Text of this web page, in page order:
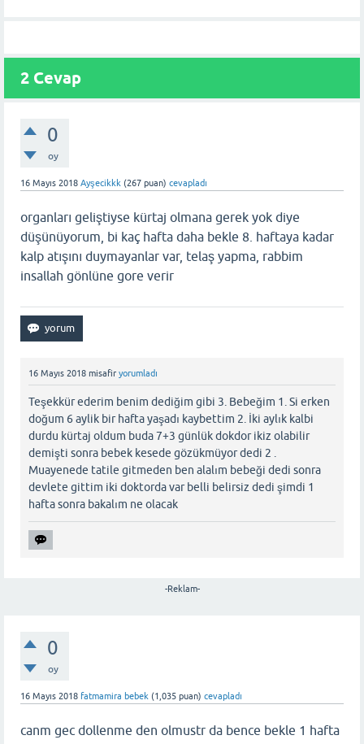
2 Cevap
0
oy
16 Mayıs 2018 Ayşecikkk (267 puan) cevapladı
organları geliştiyse kürtaj olmana gerek yok diye
düşünüyorum, bi kaç hafta daha bekle 8. haftaya kadar
kalp atışını duymayanlar var, telaş yapma, rabbim
insallah gönlüne gore verir
16 Mayıs 2018 misafir yorumladı
Teşekkür ederim benim dediğim gibi 3. Bebeğim 1. Si erken
doğum 6 aylik bir hafta yaşadı kaybettim 2. İki aylık kalbi
durdu kürtaj oldum buda 7+3 günlük dokdor ikiz olabilir
demişti sonra bebek kesede gözükmüyor dedi 2 .
Muayenede tatile gitmeden ben alalım bebeği dedi sonra
devlete gittim iki doktorda var belli belirsiz dedi şimdi 1
hafta sonra bakalım ne olacak
-Reklam-
0
oy
16 Mayıs 2018 fatmamira bebek (1,035 puan) cevapladı
canm gec dollenme den olmustr da bence bekle 1 hafta